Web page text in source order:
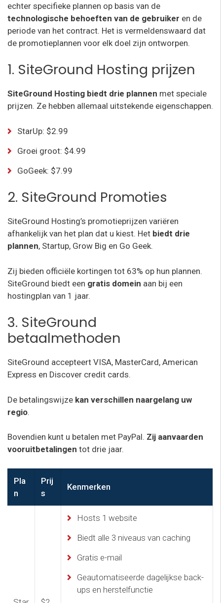
echter specifieke plannen op basis van de
technologische behoeften van de gebruiker en de
periode van het contract. Het is vermeldenswaard dat
de promotieplannen voor elk doel zijn ontworpen.
1. SiteGround Hosting prijzen
SiteGround Hosting biedt drie plannen met speciale
prijzen. Ze hebben allemaal uitstekende eigenschappen.
StarUp: $2.99
Groei groot: $4.99
GoGeek: $7.99
2. SiteGround Promoties
SiteGround Hosting’s promotieprijzen variëren
afhankelijk van het plan dat u kiest. Het biedt drie
plannen, Startup, Grow Big en Go Geek.
Zij bieden officiële kortingen tot 63% op hun plannen.
SiteGround biedt een gratis domein aan bij een
hostingplan van 1 jaar.
3. SiteGround
betaalmethoden
SiteGround accepteert VISA, MasterCard, American
Express en Discover credit cards.
De betalingswijze kan verschillen naargelang uw
regio.
Bovendien kunt u betalen met PayPal. Zij aanvaarden
vooruitbetalingen tot drie jaar.
Pla
n
Prij
s
Kenmerken
Hosts 1 website
Biedt alle 3 niveaus van caching
Gratis e-mail
Geautomatiseerde dagelijkse back-
ups en herstelfunctie